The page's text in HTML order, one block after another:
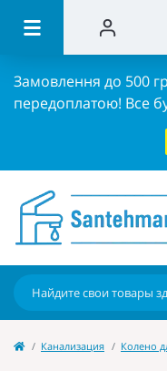
Замовлення до 500
передоплатою! Все
Канализация Колено